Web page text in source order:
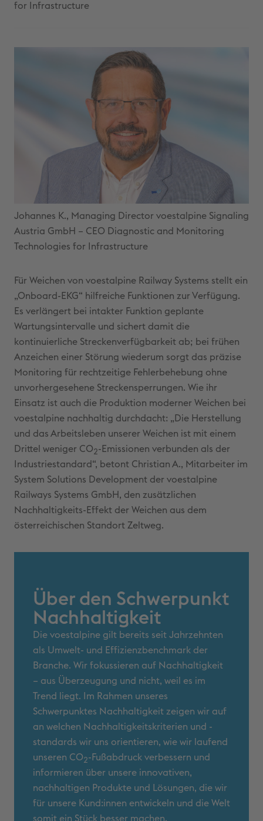
for Infrastructure
Johannes K., Managing Director voestalpine Signaling
Austria GmbH – CEO Diagnostic and Monitoring
Technologies for Infrastructure
Für Weichen von voestalpine Railway Systems stellt ein
„Onboard-EKG“ hilfreiche Funktionen zur Verfügung.
Es verlängert bei intakter Funktion geplante
Wartungsintervalle und sichert damit die
kontinuierliche Streckenverfügbarkeit ab; bei frühen
Anzeichen einer Störung wiederum sorgt das präzise
Monitoring für rechtzeitige Fehlerbehebung ohne
unvorhergesehene Streckensperrungen. Wie ihr
Einsatz ist auch die Produktion moderner Weichen bei
voestalpine nachhaltig durchdacht: „Die Herstellung
und das Arbeitsleben unserer Weichen ist mit einem
Drittel weniger CO2-Emissionen verbunden als der
Industriestandard“, betont Christian A., Mitarbeiter im
System Solutions Development der voestalpine
Railways Systems GmbH, den zusätzlichen
Nachhaltigkeits-Effekt der Weichen aus dem
österreichischen Standort Zeltweg.
Über den Schwerpunkt
Nachhaltigkeit
Die voestalpine gilt bereits seit Jahrzehnten
als Umwelt- und Effizienzbenchmark der
Branche. Wir fokussieren auf Nachhaltigkeit
– aus Überzeugung und nicht, weil es im
Trend liegt. Im Rahmen unseres
Schwerpunktes Nachhaltigkeit zeigen wir auf
an welchen Nachhaltigkeitskriterien und -
standards wir uns orientieren, wie wir laufend
unseren CO2-Fußabdruck verbessern und
informieren über unsere innovativen,
nachhaltigen Produkte und Lösungen, die wir
für unsere Kund:innen entwickeln und die Welt
somit ein Stück besser machen.